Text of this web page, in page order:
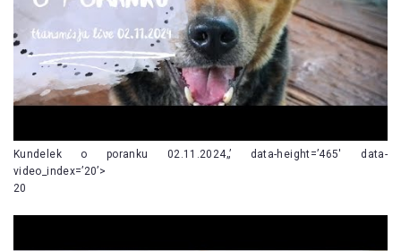
Kundelek o poranku 02.11.2024„’ data-height=’465′ data-
video_index=’20’>
20